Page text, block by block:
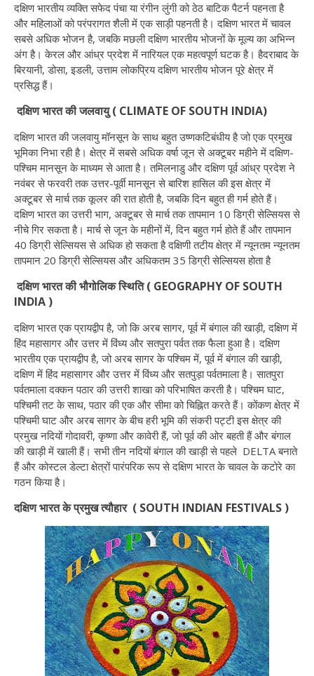
दक्षिण भारतीय व्यक्ति सफेद पंचा या रंगीन लुंगी को ठेठ बाटिक पैटर्न पहनता है
और महिलाओं को परंपरागत शैली में एक साड़ी पहनती है। दक्षिण भारत में चावल
सबसे अधिक भोजन है, जबकि मछली दक्षिण भारतीय भोजनों के मूल्य का अभिन्न
अंग है। केरल और आंध्र प्रदेश में नारियल एक महत्वपूर्ण घटक है। हैदराबाद के
बिरयानी, डोसा, इडली, उत्ताम लोकप्रिय दक्षिण भारतीय भोजन पूरे क्षेत्र में
प्रसिद्ध हैं।
दक्षिण भारत की जलवायु ( CLIMATE OF SOUTH INDIA)
दक्षिण भारत की जलवायु मॉनसून के साथ बहुत उष्णकटिबंधीय है जो एक प्रमुख
भूमिका निभा रही है। क्षेत्र में सबसे अधिक वर्षा जून से अक्टूबर महीने में दक्षिण-
पश्चिम मानसून के माध्यम से आता है। तमिलनाडु और दक्षिण पूर्व आंध्र प्रदेश ने
नवंबर से फरवरी तक उत्तर-पूर्वी मानसून से बारिश हासिल की इस क्षेत्र में
अक्टूबर से मार्च तक कूलर की रात होती है, जबकि दिन बहुत ही गर्म होते हैं।
दक्षिण भारत का उत्तरी भाग, अक्टूबर से मार्च तक तापमान 10 डिग्री सेल्सियस से
नीचे गिर सकता है। मार्च से जून के महीनों में, दिन बहुत गर्म होते हैं और तापमान
40 डिग्री सेल्सियस से अधिक हो सकता है दक्षिणी तटीय क्षेत्र में न्यूनतम न्यूनतम
तापमान 20 डिग्री सेल्सियस और अधिकतम 35 डिग्री सेल्सियस होता है
दक्षिण भारत की भौगोलिक स्थिति ( GEOGRAPHY OF SOUTH
INDIA )
दक्षिण भारत एक प्रायद्वीप है, जो कि अरब सागर, पूर्व में बंगाल की खाड़ी, दक्षिण में
हिंद महासागर और उत्तर में विंध्य और सतपुरा पर्वत तक फैला हुआ है। दक्षिण
भारतीय एक प्रायद्वीप है, जो अरब सागर के पश्चिम में, पूर्व में बंगाल की खाड़ी,
दक्षिण में हिंद महासागर और उत्तर में विंध्य और सतपुड़ा पर्वतमाला है। सातपुरा
पर्वतमाला दक्कन पठार की उत्तरी शाखा को परिभाषित करती है। पश्चिम घाट,
पश्चिमी तट के साथ, पठार की एक और सीमा को चिह्नित करते हैं। कोंकण क्षेत्र में
पश्चिमी घाट और अरब सागर के बीच हरी भूमि की संकरी पट्टी इस क्षेत्र की
प्रमुख नदियों गोदावरी, कृष्णा और कावेरी हैं, जो पूर्व की ओर बहती हैं और बंगाल
की खाड़ी में खाली हैं। सभी तीन नदियों बंगाल की खाड़ी से पहले DELTA बनाते
हैं और कोस्टल डेल्टा क्षेत्रों पारंपरिक रूप से दक्षिण भारत के चावल के कटोरे का
गठन किया है।
दक्षिण भारत के प्रमुख त्यौहार ( SOUTH INDIAN FESTIVALS )